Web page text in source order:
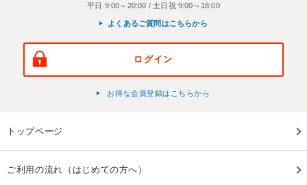
平日 9:00～20:00 / 土日祝 9:00～18:00
よくあるご質問はこちらから
ログイン
お得な会員登録はこちらから
トップページ
ご利用の流れ（はじめての方へ）